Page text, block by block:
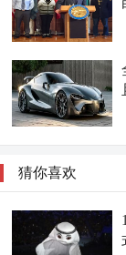
猜你喜欢